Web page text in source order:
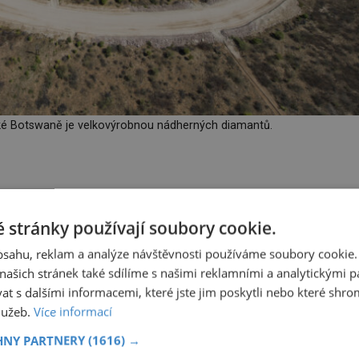
Botswaně je velkovýrobnou nádherných diamantů.
strojů, celá země je v očekávání, co Karowe vydá
listopadu 2015 se tady každých pár měsíců najde diamant
žně pak nastanou v posledních několika letech. O
světlo světa, už byla řeč v úvodu.
stránky používají soubory cookie.
reklam a analýze návštěvnosti používáme soubory
stránek také sdílíme s našimi reklamními a analytickými
s dalšími informacemi, které jste jim poskytli nebo které
Více informací
PARTNERY (1616) →